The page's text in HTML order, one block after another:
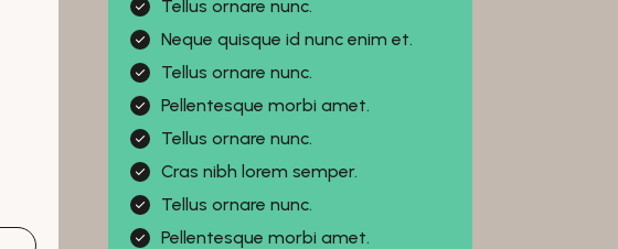
Tellus ornare nunc.
Neque quisque id nunc enim et.
Tellus ornare nunc.
Pellentesque morbi amet.
Tellus ornare nunc.
Cras nibh lorem semper.
Tellus ornare nunc.
Pellentesque morbi amet.